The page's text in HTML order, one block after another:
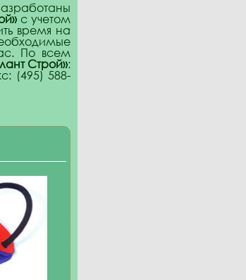
с учетом
время на
По всем
Строй»:
(495) 588-